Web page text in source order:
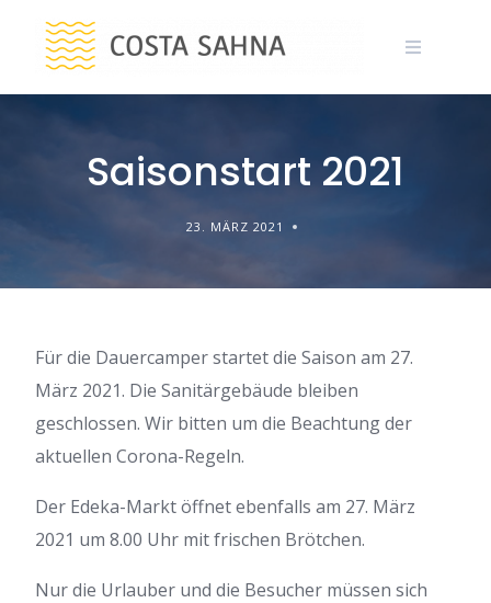
content
Saisonstart 2021
23. MÄRZ 2021
Für die Dauercamper startet die Saison am 27.
März 2021. Die Sanitärgebäude bleiben
geschlossen. Wir bitten um die Beachtung der
aktuellen Corona-Regeln.
Der Edeka-Markt öffnet ebenfalls am 27. März
2021 um 8.00 Uhr mit frischen Brötchen.
Nur die Urlauber und die Besucher müssen sich